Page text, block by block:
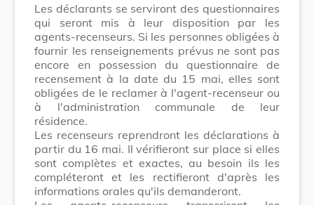
Les déclarants se serviront des questionnaires
qui seront mis à leur disposition par les
agents-recenseurs. Si les personnes obligées à
fournir les renseignements prévus ne sont pas
encore en possession du questionnaire de
recensement à la date du 15 mai, elles sont
obligées de le reclamer à l'agent-recenseur ou
à l'administration communale de leur
résidence.
Les recenseurs reprendront les déclarations à
partir du 16 mai. Il vérifieront sur place si elles
sont complètes et exactes, au besoin ils les
compléteront et les rectifieront d'après les
informations orales qu'ils demanderont.